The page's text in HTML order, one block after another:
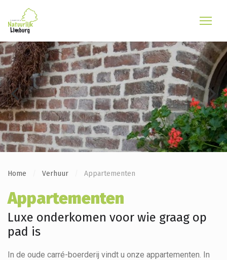
Home Verhuur Appartementen
Appartementen
Luxe onderkomen voor wie graag op
pad is
In de oude carré-boerderij vindt u onze appartementen. In